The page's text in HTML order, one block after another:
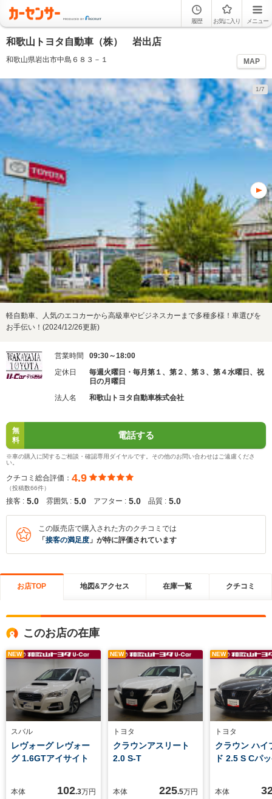
履歴 お気に入り メニュー
和歌山トヨタ自動車（株） 岩出店
和歌山県岩出市中島６８３－１ MAP
1/7
軽自動車、人気のエコカーから高級車やビジネスカーまで多種多様！車選びを
お手伝い！(2024/12/26更新)
営業時間
09:30～18:00
定休日
毎週火曜日・毎月第１、第２、第３、第４水曜日、祝
日の月曜日
法人名
和歌山トヨタ自動車株式会社
無
料
電話する
※車の購入に関するご相談・確認専用ダイヤルです。その他のお問い合わせはご遠慮くださ
い。
クチコミ総合評価： 4.9
（投稿数66件）
接客 : 5.0 雰囲気 : 5.0 アフター : 5.0 品質 : 5.0
この販売店で購入された方のクチコミでは
「 接客の満足度 」が特に評価されています
お店TOP 地図&アクセス 在庫一覧 クチコミ
このお店の在庫
NEW
スバル
レヴォーグ レヴォー
グ 1.6GTアイサイト
本体 102.3万円
NEW
トヨタ
クラウンアスリート
2.0 S-T
本体 225.5万円
NEW
トヨタ
クラウン ハイ
ド 2.5 S Cパ
本体